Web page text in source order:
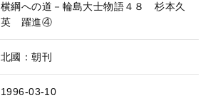
横綱への道－輪島大士物語４８ 杉本久
英 躍進④
北國：朝刊
1996-03-10